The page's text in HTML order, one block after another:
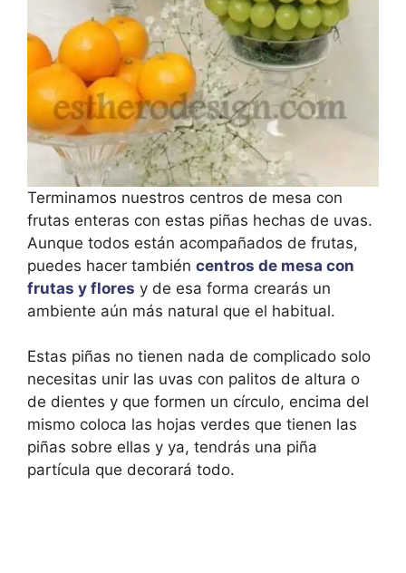
Terminamos nuestros centros de mesa con
frutas enteras con estas piñas hechas de uvas.
Aunque todos están acompañados de frutas,
puedes hacer también centros de mesa con
frutas y flores y de esa forma crearás un
ambiente aún más natural que el habitual.
Estas piñas no tienen nada de complicado solo
necesitas unir las uvas con palitos de altura o
de dientes y que formen un círculo, encima del
mismo coloca las hojas verdes que tienen las
piñas sobre ellas y ya, tendrás una piña
partícula que decorará todo.